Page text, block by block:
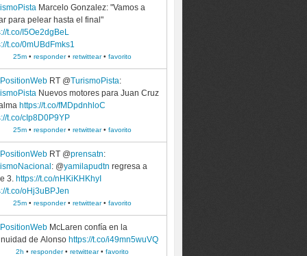
Marcelo Gonzalez: "Vamos a
para pelear hasta el final"
t.co/I5Oe2dgBeL
t.co/0mUBdFmks1
25m• responder• retwittear• favorito
RT @TurismoPista:
Nuevos motores para Juan Cruz
https://t.co/fMDpdnhloC
t.co/cIp8D0P9YP
25m• responder• retwittear• favorito
RT @prensatn:
: @yamilapudtn regresa a
3. https://t.co/nHKiKHKhyI
t.co/oHj3uBPJen
25m• responder• retwittear• favorito
McLaren confía en la
de Alonso https://t.co/i49mn5wuVQ
2h • responder• retwittear• favorito